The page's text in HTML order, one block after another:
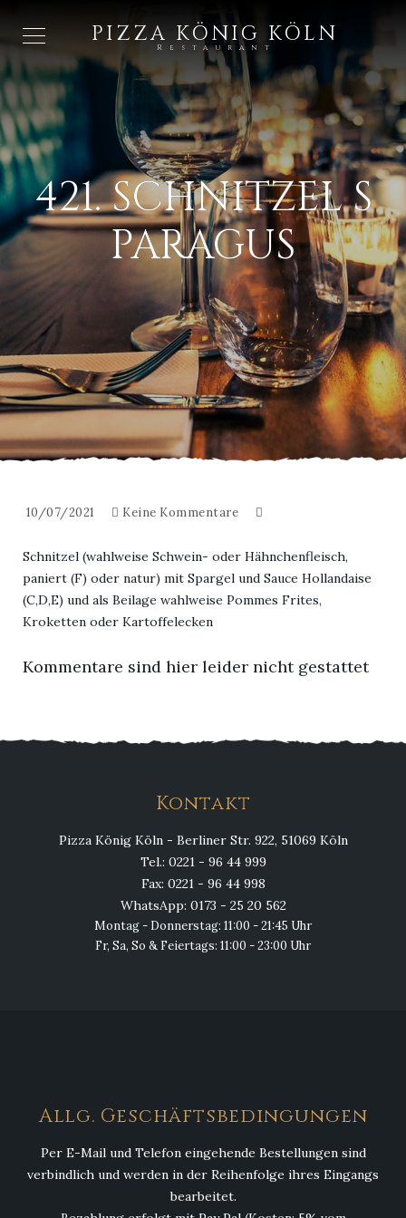
PIZZA KÖNIG KÖLN
Restaurant
421. SCHNITZEL S
PARAGUS
10/07/2021 Keine Kommentare
Schnitzel (wahlweise Schwein- oder Hähnchenfleisch,
paniert (F) oder natur) mit Spargel und Sauce Hollandaise
(C,D,E) und als Beilage wahlweise Pommes Frites,
Kroketten oder Kartoffelecken
Kommentare sind hier leider nicht gestattet
Kontakt
Pizza König Köln - Berliner Str. 922, 51069 Köln
Tel.: 0221 - 96 44 999
Fax: 0221 - 96 44 998
WhatsApp: 0173 - 25 20 562
Montag - Donnerstag: 11:00 - 21:45 Uhr
Fr, Sa, So & Feiertags: 11:00 - 23:00 Uhr
Allg. Geschäftsbedingungen
Per E-Mail und Telefon eingehende Bestellungen sind
verbindlich und werden in der Reihenfolge ihres Eingangs
bearbeitet.